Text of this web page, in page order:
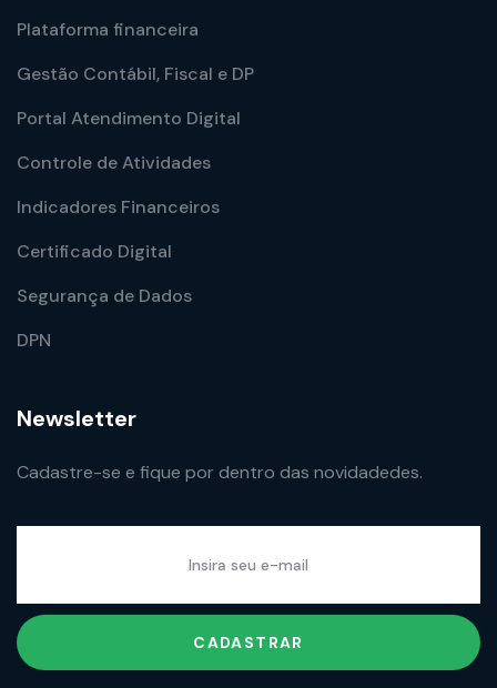
Plataforma financeira
Gestão Contábil, Fiscal e DP
Portal Atendimento Digital
Controle de Atividades
Indicadores Financeiros
Certificado Digital
Segurança de Dados
DPN
Newsletter
Cadastre-se e fique por dentro das novidadedes.
CADASTRAR